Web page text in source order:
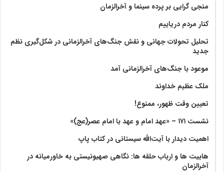
منجی گرایی بر پرده سینما و آخرالزمان
کنار مردم دریاییم
تحلیل تحولات جهانی و نقش جنگ‌های آخرالزمانی در شکل‌گیری نظم
جدید
موعود با جنگ‌های آخرالزمانی آمد
ملک عظیم خداوند
تعیین وقت ظهور، ممنوع!
نشست ۱۷۱ – «عهد امام و عهد با امام عصر(عج)»
اهمیت دیدار با آیت‌الله سیستانی در کتاب پاپ
هابیت ها و ارباب حلقه ها: نگاهی صهیونیستی به خاورمیانه در
آخرالزمان